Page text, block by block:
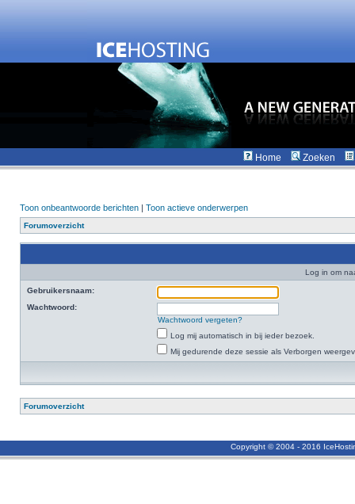
Home Zoeken
Toon onbeantwoorde berichten | Toon actieve onderwerpen
Forumoverzicht
Log in om
Gebruikersnaam:
Wachtwoord:
Wachtwoord vergeten?
Log mij automatisch in bij ieder bezoek.
Mij gedurende deze sessie als Verborgen
Forumoverzicht
Copyright © 2004 - 2016